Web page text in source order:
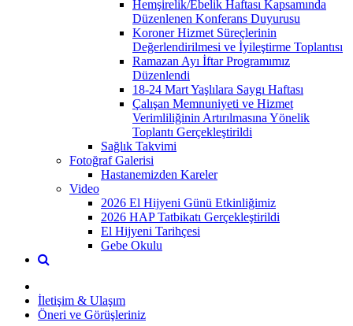
Hemşirelik/Ebelik Haftası Kapsamında
Düzenlenen Konferans Duyurusu
Koroner Hizmet Süreçlerinin
Değerlendirilmesi ve İyileştirme Toplantısı
Ramazan Ayı İftar Programımız
Düzenlendi
18-24 Mart Yaşlılara Saygı Haftası
Çalışan Memnuniyeti ve Hizmet
Verimliliğinin Artırılmasına Yönelik
Toplantı Gerçekleştirildi
Sağlık Takvimi
Fotoğraf Galerisi
Hastanemizden Kareler
Video
2026 El Hijyeni Günü Etkinliğimiz
2026 HAP Tatbikatı Gerçekleştirildi
El Hijyeni Tarihçesi
Gebe Okulu
İletişim & Ulaşım
Öneri ve Görüşleriniz